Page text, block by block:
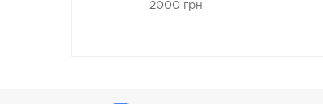
2000 грн